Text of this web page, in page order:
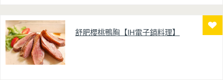
舒肥櫻桃鴨胸【IH電子鍋料理】